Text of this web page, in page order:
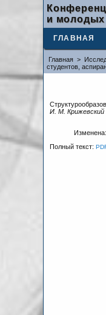
и
ГЛАВНАЯ
Главная >
студентов,
И. М. Крижевский
Полный текст: